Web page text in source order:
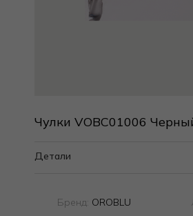
Чулки VOBC01006
Детали
Бренд: OROBLU